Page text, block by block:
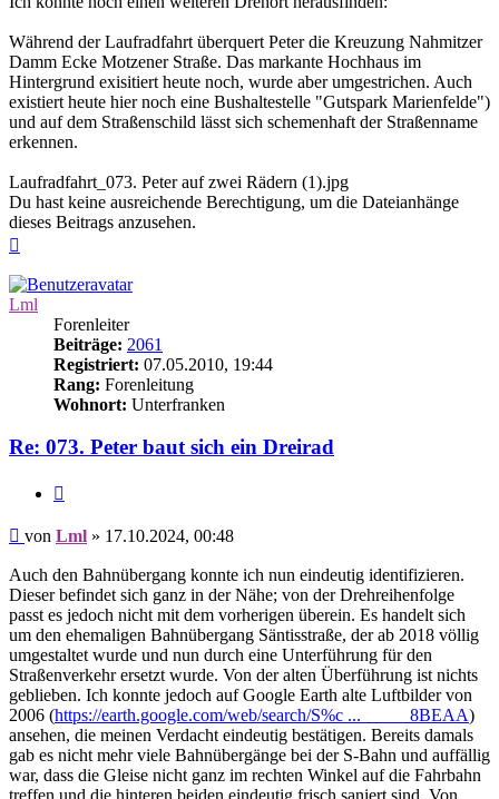
Während der Laufradfahrt überquert Peter die Kreuzung Nahmitzer
Damm Ecke Motzener Straße. Das markante Hochhaus im
Hintergrund exisitiert heute noch, wurde aber umgestrichen. Auch
existiert heute hier noch eine Bushaltestelle "Gutspark Marienfelde")
und auf dem Straßenschild lässt sich schemenhaft der Straßenname
erkennen.
Laufradfahrt_073. Peter auf zwei Rädern (1).jpg
Du hast keine ausreichende Berechtigung, um die Dateianhänge
dieses Beitrags anzusehen.
Lml
Forenleiter
Beiträge: 2061
Registriert: 07.05.2010, 19:44
Rang: Forenleitung
Wohnort: Unterfranken
Re: 073. Peter baut sich ein Dreirad
Beitrag
von Lml » 17.10.2024, 00:48
Auch den Bahnübergang konnte ich nun eindeutig identifizieren.
Dieser befindet sich ganz in der Nähe; von der Drehreihenfolge
passt es jedoch nicht mit dem vorherigen überein. Es handelt sich
um den ehemaligen Bahnübergang Säntisstraße, der ab 2018 völlig
umgestaltet wurde und nun durch eine Unterführung für den
Straßenverkehr ersetzt wurde. Von der alten Überführung ist nichts
geblieben. Ich konnte jedoch auf Google Earth alte Luftbilder von
2006 (https://earth.google.com/web/search/S%c ... _____8BEAA)
ansehen, die meinen Verdacht eindeutig bestätigen. Bereits damals
gab es nicht mehr viele Bahnübergänge bei der S-Bahn und auffällig
war, dass die Gleise nicht ganz im rechten Winkel auf die Fahrbahn
treffen und die hinteren beiden eindeutig frisch saniert sind. Von